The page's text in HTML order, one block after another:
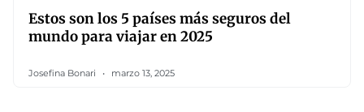
Estos son los 5 países más seguros del
mundo para viajar en 2025
Josefina Bonari marzo 13, 2025